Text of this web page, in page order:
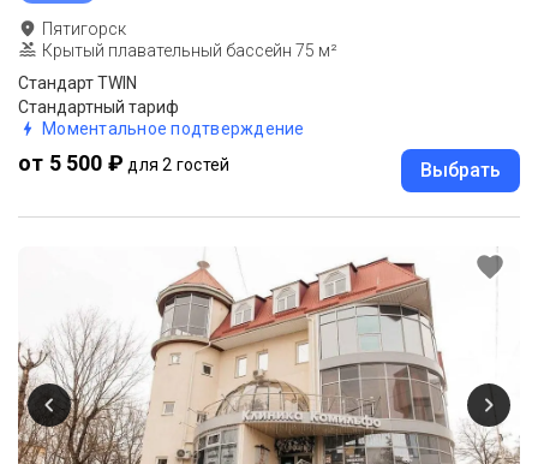
Пятигорск
Крытый плавательный бассейн 75 м²
Стандарт TWIN
Стандартный тариф
Моментальное подтверждение
от 5 500 ₽ для 2 гостей Выбрать